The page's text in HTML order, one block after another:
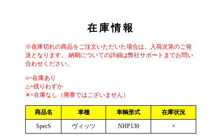
在庫情報
※在庫切れの商品をご注文いただいた場合は、入荷次第のご発
送となります。 納期についての詳細は弊社サポートまでお問い
合わせください。
○=在庫あり
△=残りわずか
✕=在庫なし（廃番ではございません）
商品名 車種 車輌形式
在庫状況
SpecS
ヴィッツ NHP130 ×